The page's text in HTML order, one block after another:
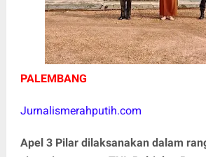
PALEMBANG
Jurnalismerahputih.com
Apel 3 Pilar dilaksanakan dalam